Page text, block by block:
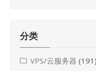
分类
VPS/云服务器 (191)